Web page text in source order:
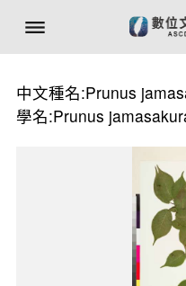
中文種名:Prunus
學名:Prunus